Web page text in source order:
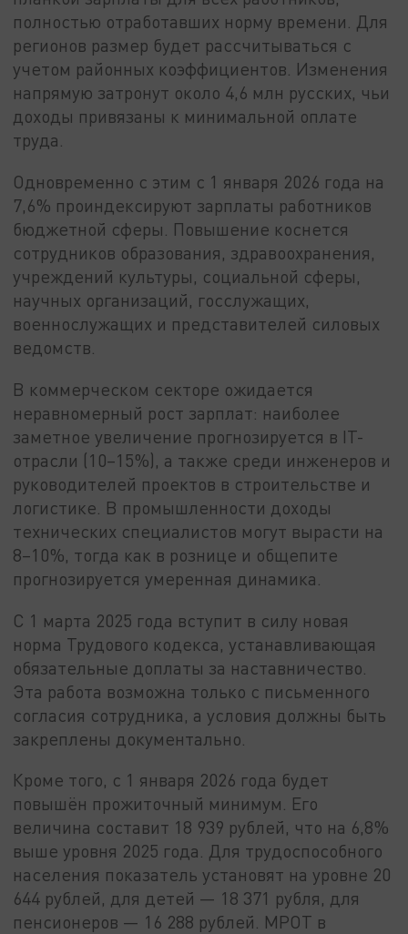
полностью отработавших норму времени. Для
регионов размер будет рассчитываться с
учетом районных коэффициентов. Изменения
напрямую затронут около 4,6 млн русских, чьи
доходы привязаны к минимальной оплате
труда.
Одновременно с этим с 1 января 2026 года на
7,6% проиндексируют зарплаты работников
бюджетной сферы. Повышение коснется
сотрудников образования, здравоохранения,
учреждений культуры, социальной сферы,
научных организаций, госслужащих,
военнослужащих и представителей силовых
ведомств.
В коммерческом секторе ожидается
неравномерный рост зарплат: наиболее
заметное увеличение прогнозируется в IT-
отрасли (10–15%), а также среди инженеров и
руководителей проектов в строительстве и
логистике. В промышленности доходы
технических специалистов могут вырасти на
8–10%, тогда как в рознице и общепите
прогнозируется умеренная динамика.
С 1 марта 2025 года вступит в силу новая
норма Трудового кодекса, устанавливающая
обязательные доплаты за наставничество.
Эта работа возможна только с письменного
согласия сотрудника, а условия должны быть
закреплены документально.
Кроме того, с 1 января 2026 года будет
повышён прожиточный минимум. Его
величина составит 18 939 рублей, что на 6,8%
выше уровня 2025 года. Для трудоспособного
населения показатель установят на уровне 20
644 рублей, для детей — 18 371 рубля, для
пенсионеров — 16 288 рублей. МРОТ в